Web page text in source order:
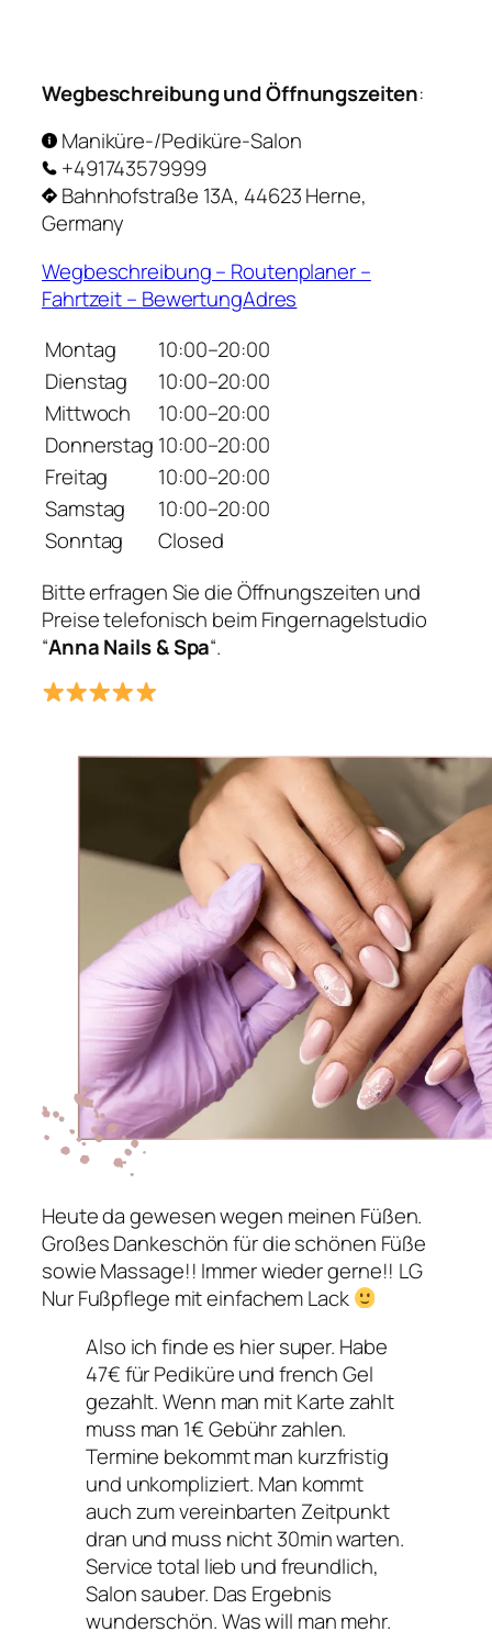
Wegbeschreibung und Öffnungszeiten:
Maniküre-/Pediküre-Salon
+491743579999
Bahnhofstraße 13A, 44623 Herne,
Germany
Wegbeschreibung – Routenplaner –
Fahrtzeit – BewertungAdres
Montag
10:00–20:00
Dienstag
10:00–20:00
Mittwoch
10:00–20:00
Donnerstag 10:00–20:00
Freitag
10:00–20:00
Samstag
10:00–20:00
Sonntag
Closed
Bitte erfragen Sie die Öffnungszeiten und
Preise telefonisch beim Fingernagelstudio
“Anna Nails & Spa“.
Heute da gewesen wegen meinen Füßen.
Großes Dankeschön für die schönen Füße
sowie Massage!! Immer wieder gerne!! LG
Nur Fußpflege mit einfachem Lack
Also ich finde es hier super. Habe
47€ für Pediküre und french Gel
gezahlt. Wenn man mit Karte zahlt
muss man 1€ Gebühr zahlen.
Termine bekommt man kurzfristig
und unkompliziert. Man kommt
auch zum vereinbarten Zeitpunkt
dran und muss nicht 30min warten.
Service total lieb und freundlich,
Salon sauber. Das Ergebnis
wunderschön. Was will man mehr.